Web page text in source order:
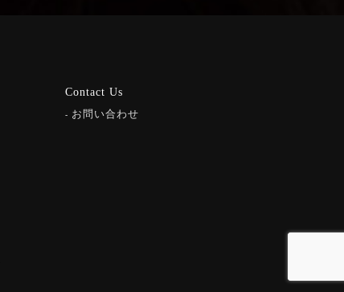
Contact Us
お問い合わせ